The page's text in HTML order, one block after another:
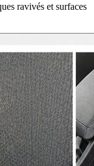
ravivés et surfaces